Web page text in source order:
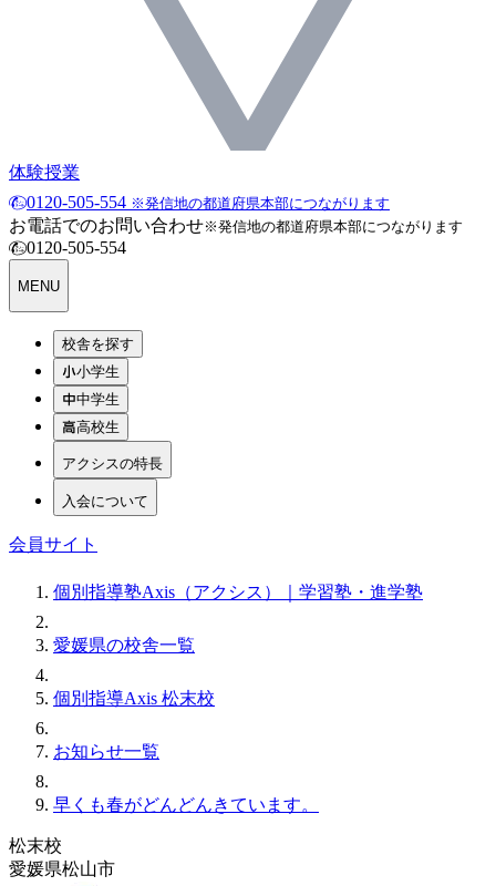
体験授業
0120-505-554 ※発信地の都道府県本部につながります
お電話でのお問い合わせ※発信地の都道府県本部につながります
0120-505-554
MENU
校舎を探す
小学生
中学生
高校生
アクシスの特長
入会について
会員サイト
個別指導塾Axis（アクシス）｜学習塾・進学塾
愛媛県の校舎一覧
個別指導Axis 松末校
お知らせ一覧
早くも春がどんどんきています。
松末校
愛媛県松山市